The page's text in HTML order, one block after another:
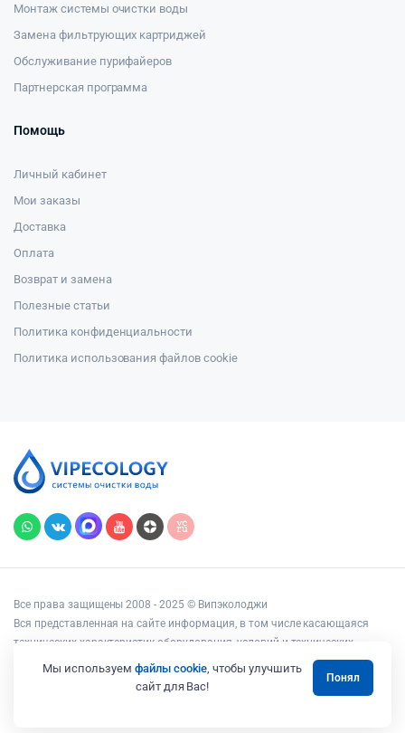
Монтаж системы очистки воды
Замена фильтрующих картриджей
Обслуживание пурифайеров
Партнерская программа
Помощь
Личный кабинет
Мои заказы
Доставка
Оплата
Возврат и замена
Полезные статьи
Политика конфиденциальности
Политика использования файлов cookie
Все права защищены 2008 - 2025 © Випэколоджи
Вся представленная на сайте информация, в том числе касающаяся
технических характеристик оборудования, условий и технических
возможностей подключения, наличия на складе, стоимости товаров и
услуг, носит информационный характер и ни при каких условиях не
является публичной офертой, определяемой положениями статьи 437
Мы используем файлы cookie, чтобы улучшить
сайт для Вас!
Понял